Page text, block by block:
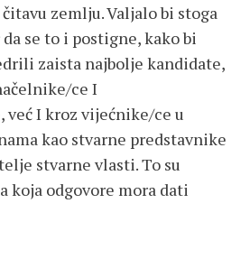
zemlju. Valjalo bi stoga
se to i postigne, kako bi
zaista najbolje kandidate,
ce I
već I kroz vijećnike/ce u
kao stvarne predstavnike
stvarne vlasti. To su
koja odgovore mora dati